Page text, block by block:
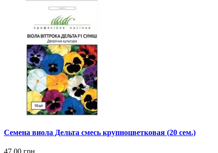
Семена виола Дельта смесь крупноцветковая (20 сем.)
47.00 грн.